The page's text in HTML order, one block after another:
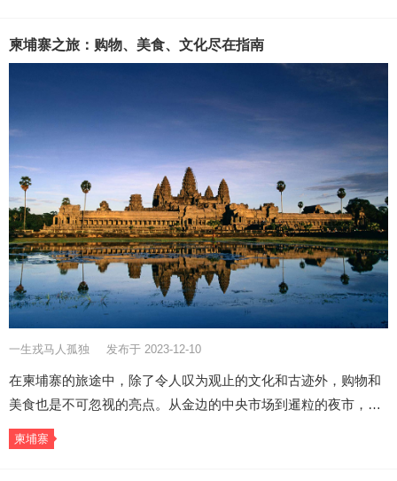
柬埔寨之旅：购物、美食、文化尽在指南
一生戎马人孤独 发布于 2023-12-10
在柬埔寨的旅途中，除了令人叹为观止的文化和古迹外，购物和
美食也是不可忽视的亮点。从金边的中央市场到暹粒的夜市，…
柬埔寨